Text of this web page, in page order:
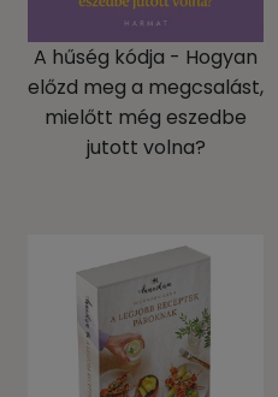
A hűség kódja - Hogyan
előzd meg a megcsalást,
mielőtt még eszedbe
jutott volna?